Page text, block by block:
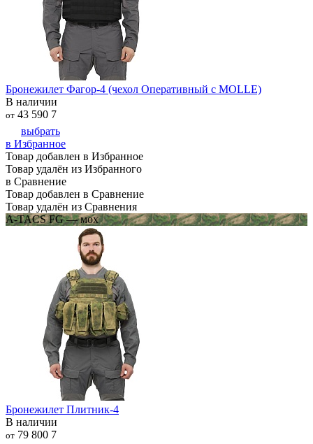
Бронежилет Фагор-4 (чехол Оперативный с MOLLE)
В наличии
от 43 590 7
выбрать
в Избранное
Товар добавлен в Избранное
Товар удалён из Избранного
в Сравнение
Товар добавлен в Сравнение
Товар удалён из Сравнения
A-TACS FG — мох
Бронежилет Плитник-4
В наличии
от 79 800 7